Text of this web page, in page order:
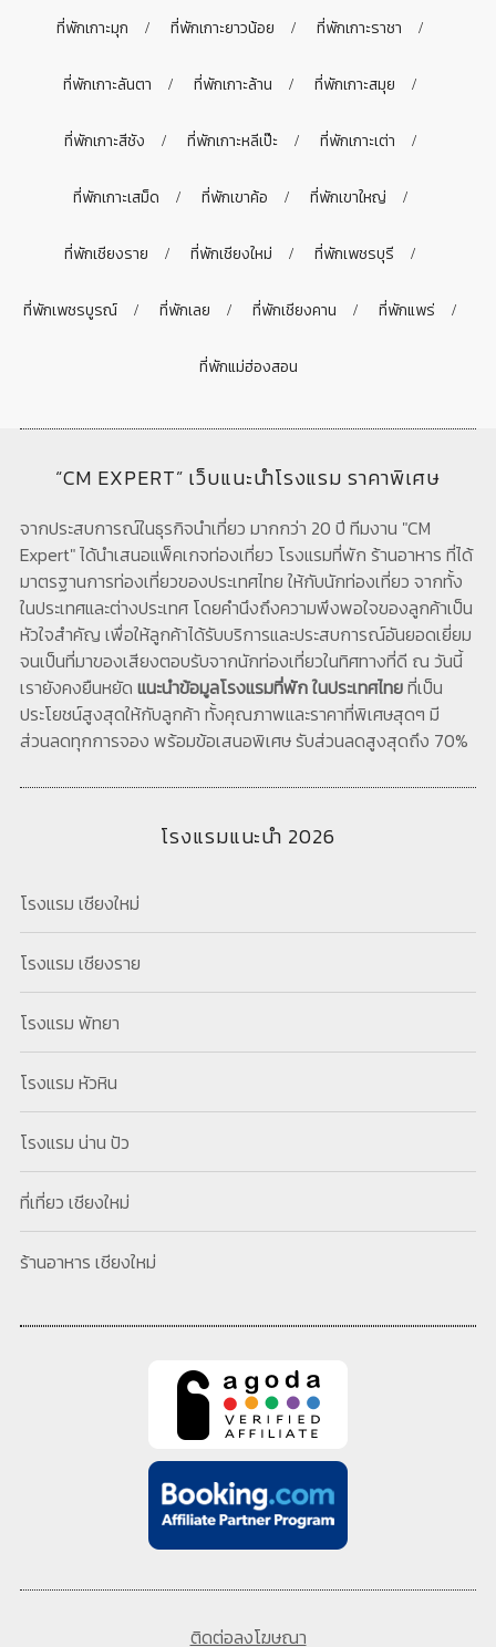
ที่พักเกาะมุก ที่พักเกาะยาวน้อย ที่พักเกาะราชา
ที่พักเกาะลันตา ที่พักเกาะล้าน ที่พักเกาะสมุย
ที่พักเกาะสีชัง ที่พักเกาะหลีเป๊ะ ที่พักเกาะเต่า
ที่พักเกาะเสม็ด ที่พักเขาค้อ ที่พักเขาใหญ่
ที่พักเชียงราย ที่พักเชียงใหม่ ที่พักเพชรบุรี
ที่พักเพชรบูรณ์ ที่พักเลย ที่พักเชียงคาน ที่พักแพร่
ที่พักแม่ฮ่องสอน
“CM EXPERT” เว็บแนะนำโรงแรม ราคาพิเศษ
จากประสบการณ์ในธุรกิจนำเที่ยว มากกว่า 20 ปี ทีมงาน "CM
Expert" ได้นำเสนอแพ็คเกจท่องเที่ยว โรงแรมที่พัก ร้านอาหาร ที่ได้
มาตรฐานการท่องเที่ยวของประเทศไทย ให้กับนักท่องเที่ยว จากทั้ง
ในประเทศและต่างประเทศ โดยคำนึงถึงความพึงพอใจของลูกค้าเป็น
หัวใจสำคัญ เพื่อให้ลูกค้าได้รับบริการและประสบการณ์อันยอดเยี่ยม
จนเป็นที่มาของเสียงตอบรับจากนักท่องเที่ยวในทิศทางที่ดี ณ วันนี้
เรายังคงยืนหยัด แนะนำข้อมูลโรงแรมที่พัก ในประเทศไทยที่เป็น
ประโยชน์สูงสุดให้กับลูกค้า ทั้งคุณภาพและราคาที่พิเศษสุดๆ มี
ส่วนลดทุกการจอง พร้อมข้อเสนอพิเศษ รับส่วนลดสูงสุดถึง 70%
โรงแรมแนะนำ 2026
โรงแรม เชียงใหม่
โรงแรม เชียงราย
โรงแรม พัทยา
โรงแรม หัวหิน
โรงแรม น่าน ปัว
ที่เที่ยว เชียงใหม่
ร้านอาหาร เชียงใหม่
ติดต่อลงโฆษณา